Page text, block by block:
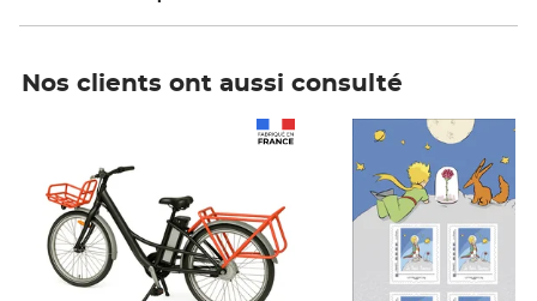
Nos clients ont aussi consulté
Prix 7,50€